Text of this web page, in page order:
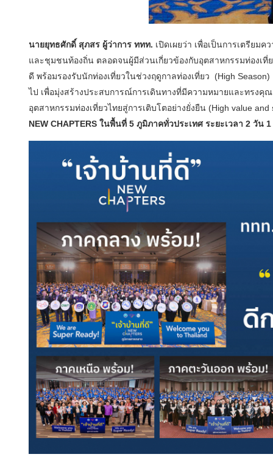
นายยุทธศักดิ์ สุภสร ผู้ว่าการ ททท. เปิดเผยว่า เพื่อเป็นการเตรียม
และชุมชนท้องถิ่น ตลอดจนผู้มีส่วนเกี่ยวข้องกับอุตสาหกรรมท่องเที่
ดี พร้อมรองรับนักท่องเที่ยวในช่วงฤดูกาลท่องเที่ยว (High
ไป เพื่อมุ่งสร้างประสบการณ์การเดินทางที่มีความหมายและทรงคุ
อุตสาหกรรมท่องเที่ยวไทยสู่การเติบโตอย่างยั่งยืน (High value
NEW CHAPTERS ในพื้นที่ 5 ภูมิภาคทั่วประเทศ ระยะเวลา 2 วัน